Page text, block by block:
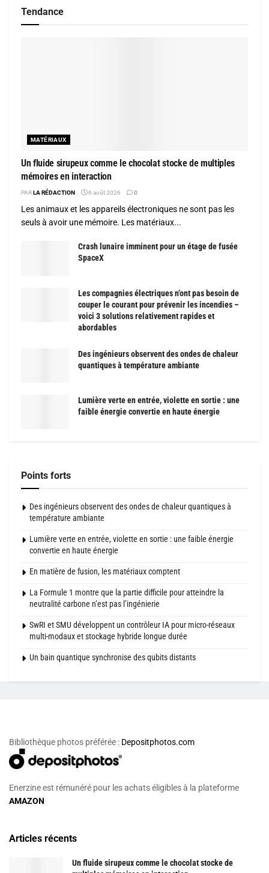
Tendance
MATÉRIAUX
Un fluide sirupeux comme le chocolat stocke de multiples
mémoires en interaction
PAR LA RÉDACTION 6 août 2026 0
Les animaux et les appareils électroniques ne sont pas les
seuls à avoir une mémoire. Les matériaux...
Crash lunaire imminent pour un étage de fusée
SpaceX
Les compagnies électriques n’ont pas besoin de
couper le courant pour prévenir les incendies –
voici 3 solutions relativement rapides et
abordables
Des ingénieurs observent des ondes de chaleur
quantiques à température ambiante
Lumière verte en entrée, violette en sortie : une
faible énergie convertie en haute énergie
Points forts
Des ingénieurs observent des ondes de chaleur quantiques à
température ambiante
Lumière verte en entrée, violette en sortie : une faible énergie
convertie en haute énergie
En matière de fusion, les matériaux comptent
La Formule 1 montre que la partie difficile pour atteindre la
neutralité carbone n’est pas l’ingénierie
SwRI et SMU développent un contrôleur IA pour micro-réseaux
multi-modaux et stockage hybride longue durée
Un bain quantique synchronise des qubits distants
Bibliothèque photos préférée : Depositphotos.com
Enerzine est rémunéré pour les achats éligibles à la plateforme
AMAZON
Articles récents
Un fluide sirupeux comme le chocolat stocke de